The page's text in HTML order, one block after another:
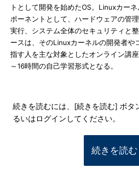
トとして開発を始めたOS。Linuxカー
ポーネントとして、ハードウェアの管
実行、システム全体のセキュリティと
ースは、そのLinuxカーネルの開発者や
指す人を主な対象としたオンライン講
～16時間の自己学習形式となる。
続きを読むには、[続きを読む] ボタ
るいはログインしてください。
続きを読む